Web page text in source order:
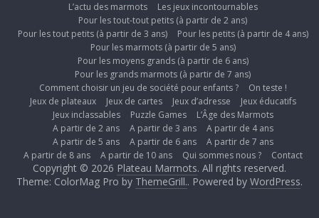
L’actu des marmots
Les jeux incontournables
Pour les tout-tout petits (à partir de 2 ans)
Pour les tout petits (à partir de 3 ans)
Pour les petits (à partir de 4 ans)
Pour les marmots (à partir de 5 ans)
Pour les moyens grands (à partir de 6 ans)
Pour les grands marmots (à partir de 7 ans)
Comment choisir un jeu de société pour enfants ?
On teste !
Jeux de plateaux
Jeux de cartes Jeux d’adresse
Jeux éducatifs
Jeux inclassables
Puzzle Games
L’Âge des Marmots
A partir de 2 ans
A partir de 3 ans
A partir de 4 ans
A partir de 5 ans
A partir de 6 ans
A partir de 7 ans
A partir de 8 ans
A partir de 10 ans Qui sommes nous ? Contact
Copyright © 2026 Plateau Marmots. All rights reserved.
Theme: ColorMag Pro by ThemeGrill.. Powered by WordPress.